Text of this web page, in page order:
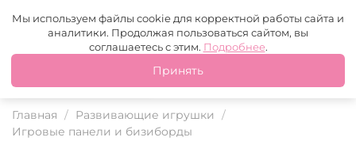
Москва +7 (499) 110-97-95 MAX Tg
Это ваш город?
Главная
Развивающие игрушки
Игровые панели и бизиборды
Мы используем файлы cookie для корректной работы сайта и
аналитики. Продолжая пользоваться сайтом, вы
соглашаетесь с этим. Подробнее.
Принять